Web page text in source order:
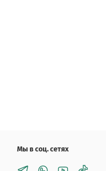
Мы в соц. сетях